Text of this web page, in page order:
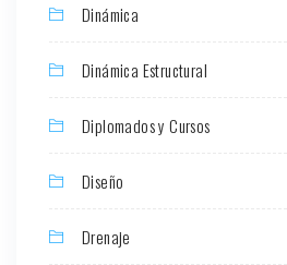
Dinámica
Dinámica Estructural
Diplomados y Cursos
Diseño
Drenaje